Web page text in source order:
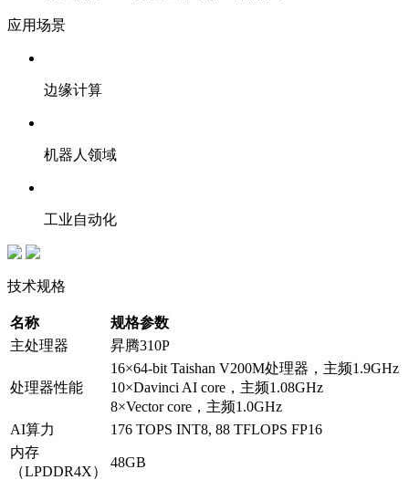
应用场景
边缘计算
机器人领域
工业自动化
技术规格
名称
规格参数
主处理器
昇腾310P
处理器性能
16×64-bit Taishan V200M处理器，主频1.9GHz
10×Davinci AI core，主频1.08GHz
8×Vector core，主频1.0GHz
AI算力
176 TOPS INT8, 88 TFLOPS FP16
内存
（LPDDR4X）
48GB